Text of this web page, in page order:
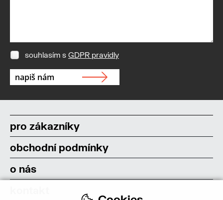
souhlasím s GDPR pravidly
pro zákazníky
obchodní podmínky
o nás